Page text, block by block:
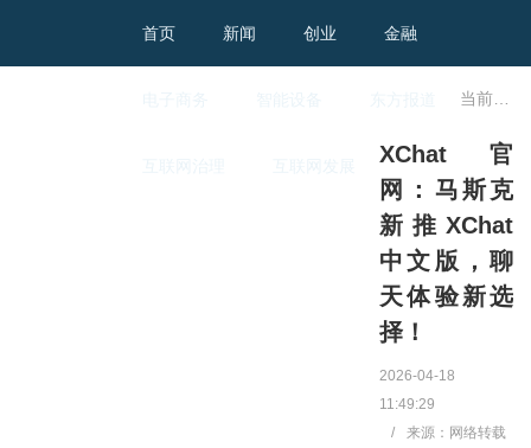
首页 新闻 创业 金融
XChat官
网：马斯克
新推XChat
中文版，聊
天体验新选
择！
2026-04-18
11:49:29
/
来源：网络转载